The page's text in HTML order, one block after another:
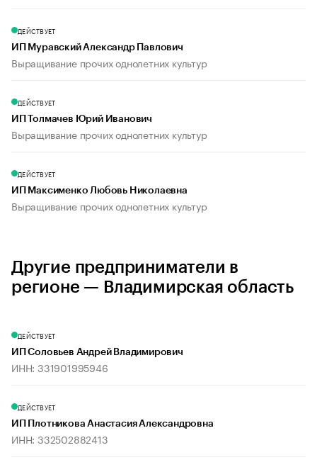
ДЕЙСТВУЕТ
ИП Муравский Александр Павлович
Выращивание прочих однолетних культур
ДЕЙСТВУЕТ
ИП Толмачев Юрий Иванович
Выращивание прочих однолетних культур
ДЕЙСТВУЕТ
ИП Максименко Любовь Николаевна
Выращивание прочих однолетних культур
Другие предприниматели в
регионе — Владимирская область
ДЕЙСТВУЕТ
ИП Соловьев Андрей Владимирович
ИНН: 331901995946
ДЕЙСТВУЕТ
ИП Плотникова Анастасия Александровна
ИНН: 332502882413